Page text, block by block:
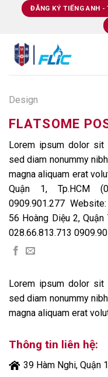
ĐĂNG KÝ TIẾNG ANH -
Design
FLATSOME
Lorem ipsum dolor sit
sed diam nonummy
magna aliquam erat
Quận 1, Tp.HCM
0909.901.277
56 Hoàng Diệu 2,
028.66.813.713
Lorem ipsum dolor sit
sed diam nonummy
magna aliquam erat
Thông tin liên hệ:
39 Hàm Nghi, Quận